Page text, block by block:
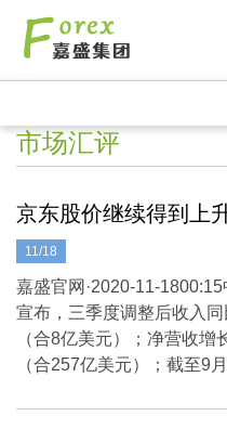
市场汇评
11/18
京东股价继续得到上
嘉盛官网·2020-11-
宣布，三季度调整后收入
（合8亿美元）；净营收
（合257亿美元）；截至9